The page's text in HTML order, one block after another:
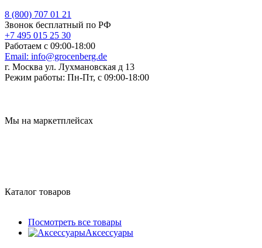
8 (800) 707 01 21
Звонок бесплатный по РФ
+7 495 015 25 30
Работаем с 09:00-18:00
Email: info@grocenberg.de
г. Москва ул. Лухмановская д 13
Режим работы: Пн-Пт, с 09:00-18:00
Мы на маркетплейсах
Каталог товаров
Посмотреть все товары
Аксессуары